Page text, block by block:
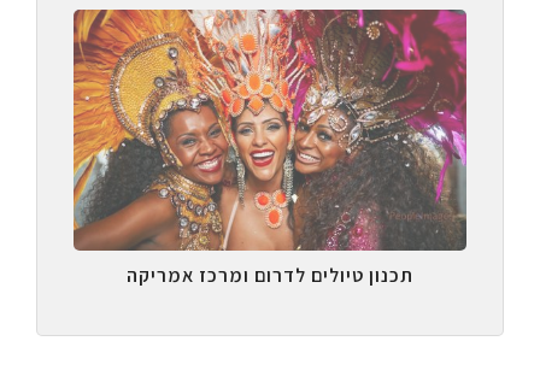
תכנון טיולים לדרום ומרכז אמריקה